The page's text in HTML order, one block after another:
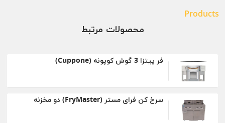
Products
محصولات مرتبط
فر پیتزا 3 گوش کوپونه (Cuppone)
سرخ کن فرای مستر (FryMaster) دو مخزنه